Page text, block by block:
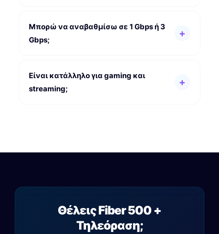
Μπορώ να αναβαθμίσω σε 1 Gbps ή 3
Gbps;
Είναι κατάλληλο για gaming και
streaming;
Θέλεις Fiber 500 +
Τηλεόραση;